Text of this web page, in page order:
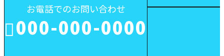
お電話でのお問い合わせ
000-000-0000